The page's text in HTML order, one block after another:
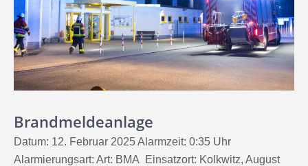
Brandmeldeanlage
Datum: 12. Februar 2025 Alarmzeit: 0:35 Uhr
Alarmierungsart: Art: BMA Einsatzort: Kolkwitz, August